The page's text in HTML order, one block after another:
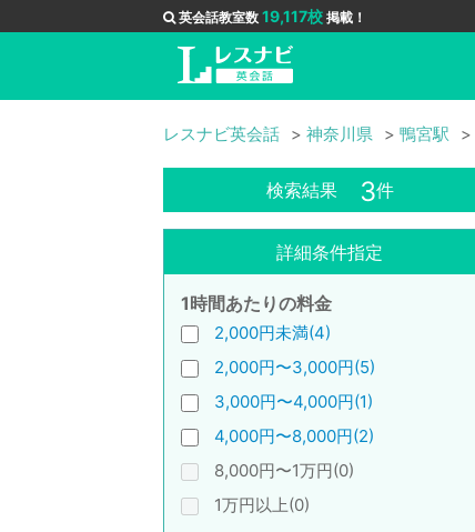
英会話教室数 19,117校 掲載！
レスナビ英会話 神奈川県 鴨宮駅
検索結果 3件
詳細条件指定
1時間あたりの料金
2,000円未満(4)
2,000円〜3,000円(5)
3,000円〜4,000円(1)
4,000円〜8,000円(2)
8,000円〜1万円(0)
1万円以上(0)